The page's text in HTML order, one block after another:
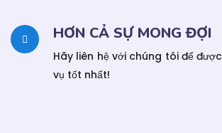
HƠN CẢ SỰ MONG ĐỢI
Hãy liên hệ với chúng tôi để
vụ tốt nhất!